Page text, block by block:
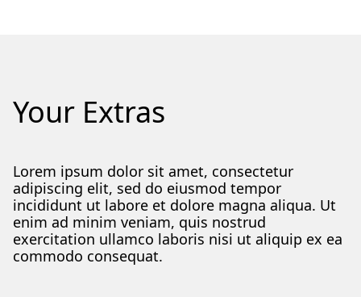
Your Extras
Lorem ipsum dolor sit amet, consectetur
adipiscing elit, sed do eiusmod tempor
incididunt ut labore et dolore magna aliqua. Ut
enim ad minim veniam, quis nostrud
exercitation ullamco laboris nisi ut aliquip ex ea
commodo consequat.